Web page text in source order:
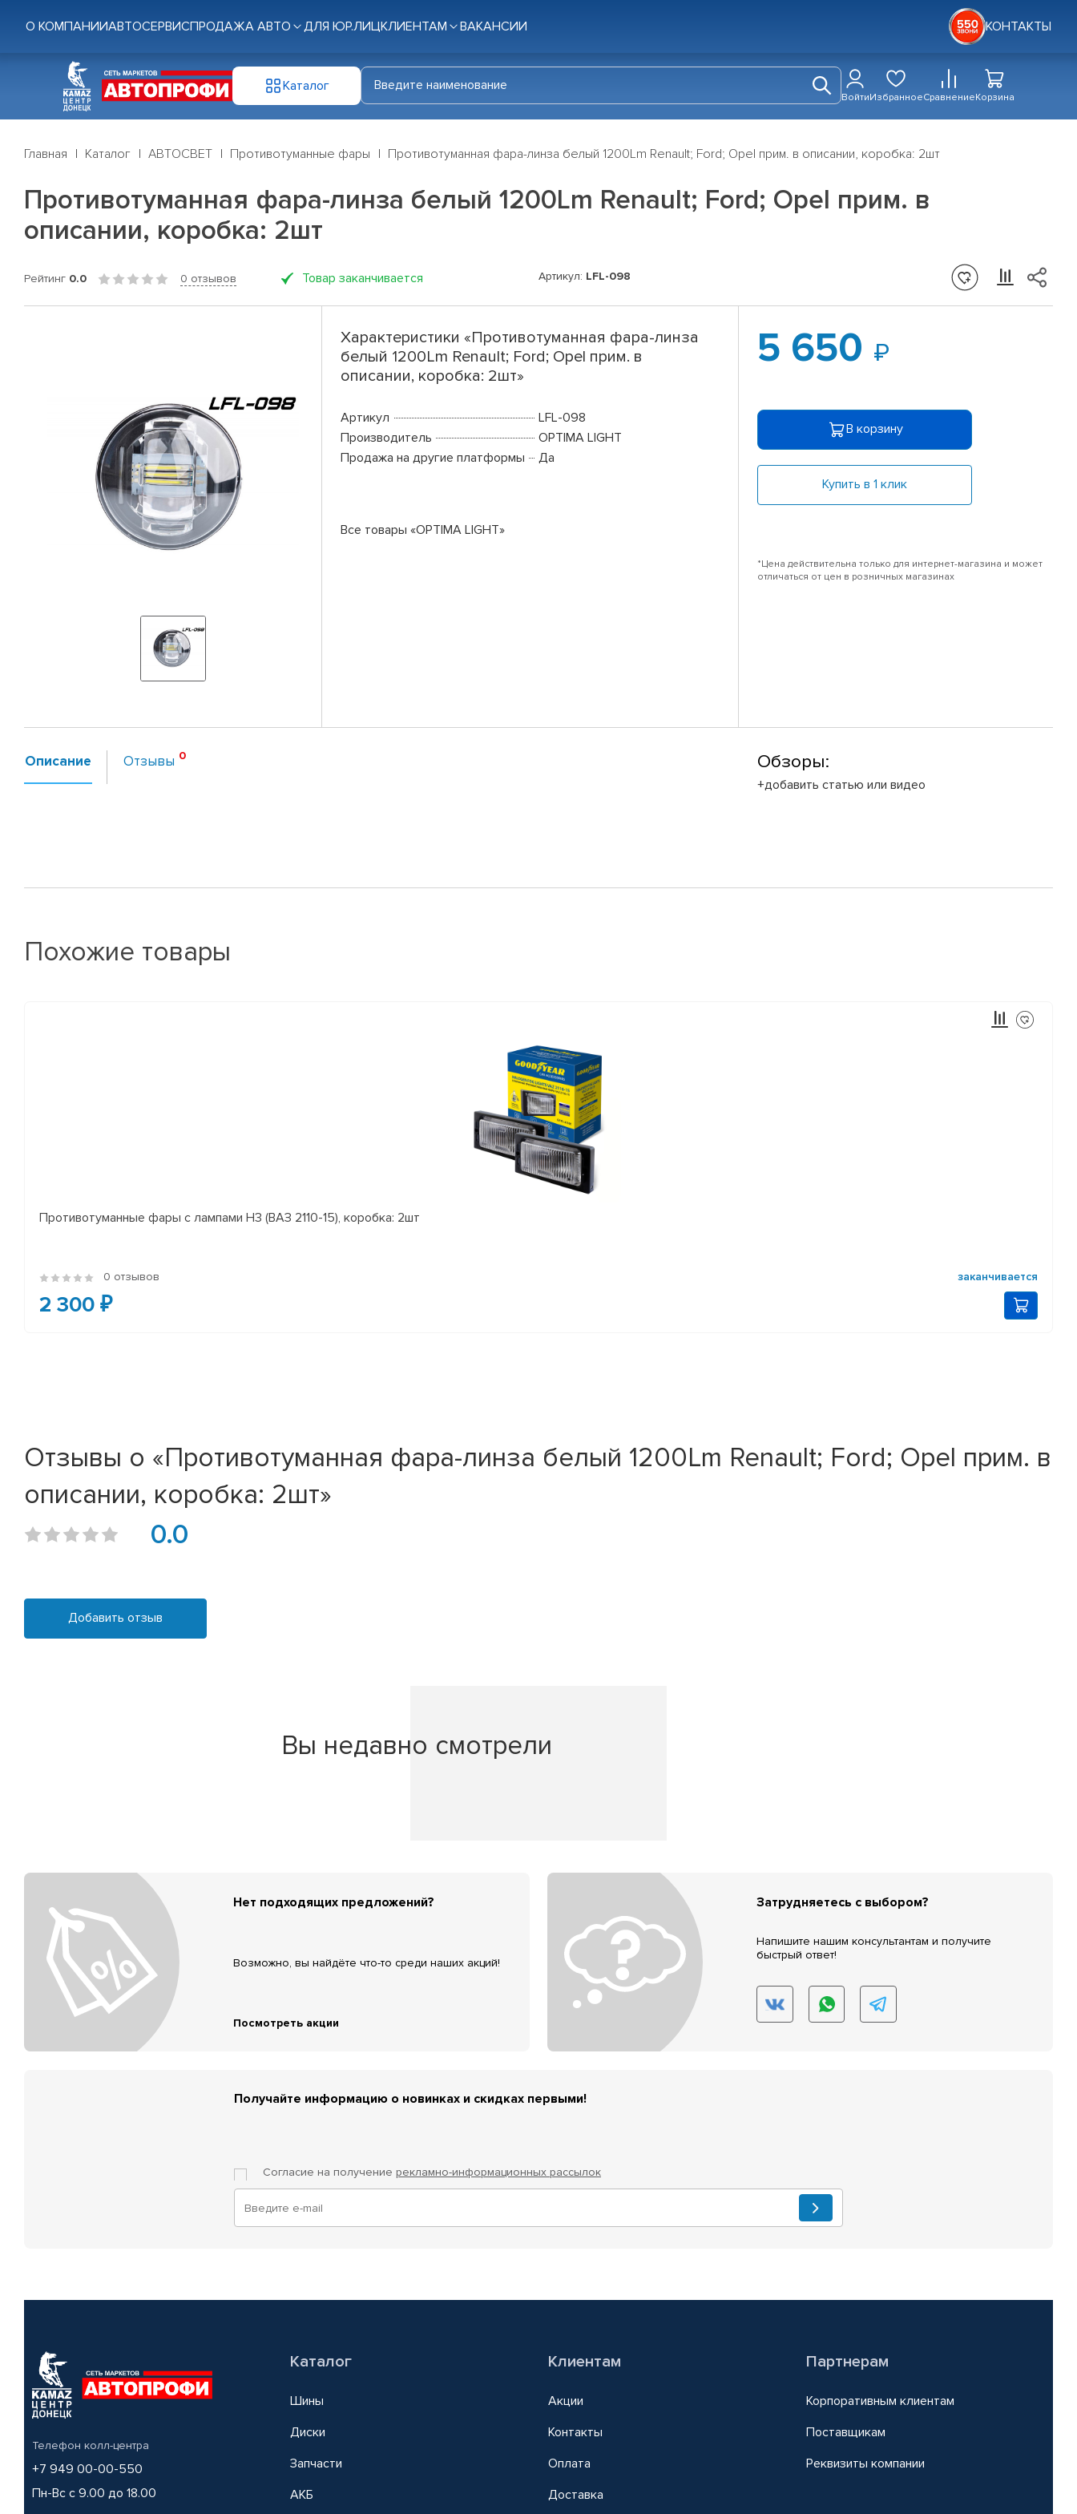
О КОМПАНИИАВТОСЕРВИСПРОДАЖА АВТО ДЛЯ ЮР.ЛИЦКЛИЕНТАМ ВАКАНСИИ КОНТАКТЫ
Каталог
ВойтиИзбранноеСравнениеКорзина
Главная Каталог АВТОСВЕТ Противотуманные фары Противотуманная фара-линза белый 1200Lm Renault; Ford; Opel прим. в описании, коробка: 2шт
Противотуманная фара-линза белый 1200Lm Renault; Ford; Opel прим. в
описании, коробка: 2шт
Рейтинг 0.0 0 отзывов Товар заканчивается Артикул: LFL-098
Характеристики «Противотуманная фара-линза
белый 1200Lm Renault; Ford; Opel прим. в
описании, коробка: 2шт»
Артикул
LFL-098
Производитель
OPTIMA LIGHT
Продажа на другие платформы
Да
Все товары «OPTIMA LIGHT»
5 650
В корзину
Купить в 1 клик
*Цена действительна только для интернет-магазина и может
отличаться от цен в розничных магазинах
Описание Отзывы Обзоры:
+добавить статью или видео
Похожие товары
Противотуманные фары с лампами H3 (ВАЗ 2110-15), коробка: 2шт
0 отзывов заканчивается
2 300 ₽
Отзывы о «Противотуманная фара-линза белый 1200Lm Renault; Ford; Opel прим. в
описании, коробка: 2шт»
0.0
Добавить отзыв
Вы недавно смотрели
Нет подходящих предложений?
Возможно, вы найдёте что-то среди наших акций!
Посмотреть акции
Затрудняетесь с выбором?
Напишите нашим консультантам и получите
быстрый ответ!
Получайте информацию о новинках и скидках первыми!
Согласие на получение рекламно-информационных рассылок
Телефон колл-центра
+7 949 00-00-550
Пн-Вс с 9.00 до 18.00
Каталог
Шины
Диски
Запчасти
АКБ
Клиентам
Акции
Контакты
Оплата
Доставка
Партнерам
Корпоративным клиентам
Поставщикам
Реквизиты компании